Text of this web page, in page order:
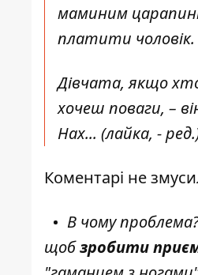
маминим
платити чоловік.
Дівчата, якщо
хочеш поваги, –
Нах... (лайка, -
Коментарі не
В чому
щобзробити